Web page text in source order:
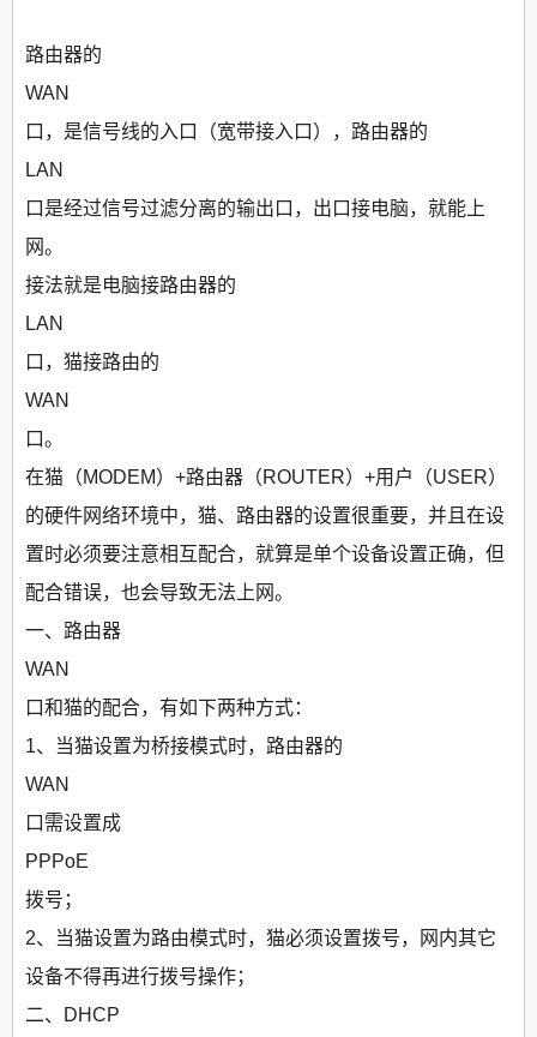
路由器的
WAN
口，是信号线的入口（宽带接入口），路由器的
LAN
口是经过信号过滤分离的输出口，出口接电脑，就能上
网。
接法就是电脑接路由器的
LAN
口，猫接路由的
WAN
口。
在猫（MODEM）+路由器（ROUTER）+用户（USER）
的硬件网络环境中，猫、路由器的设置很重要，并且在设
置时必须要注意相互配合，就算是单个设备设置正确，但
配合错误，也会导致无法上网。
一、路由器
WAN
口和猫的配合，有如下两种方式：
1、当猫设置为桥接模式时，路由器的
WAN
口需设置成
PPPoE
拨号；
2、当猫设置为路由模式时，猫必须设置拨号，网内其它
设备不得再进行拨号操作；
二、DHCP